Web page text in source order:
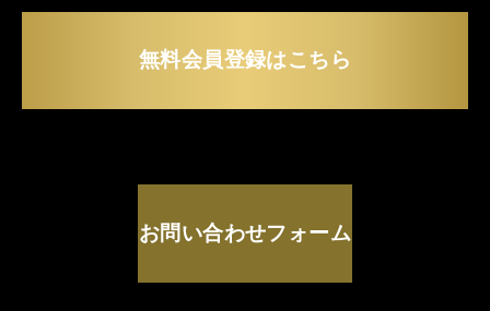
無料会員登録はこちら
お問い合わせフォーム